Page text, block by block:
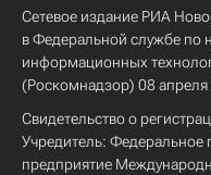
Сетевое издание РИА
в Федеральной службе по
информационных
(Роскомнадзор) 08 апреля
Свидетельство о
Учредитель: Федеральное
предприятие